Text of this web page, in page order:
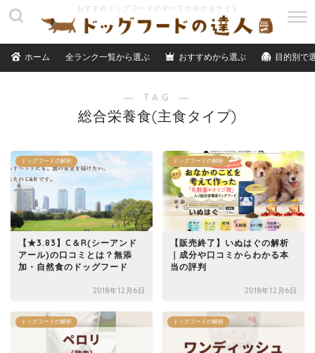
ホーム 全ランク一覧から選ぶ おすすめから選ぶ 目的別で
N
― TAG ―
総合栄養食(主食タイプ)
ドッグフードの解析
【★3.83】C＆R(シーアンド
アール)の口コミとは？無添
加・自然食のドッグフード
2018年12月6日
ドッグフードの解析
【販売終了】いぬはぐの解析
｜成分や口コミからわかる本
当の評判
2018年12月6日
ドッグフードの解析 ドッグフードの解析